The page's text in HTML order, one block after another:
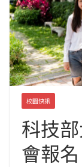
校園快訊
科技
會報名